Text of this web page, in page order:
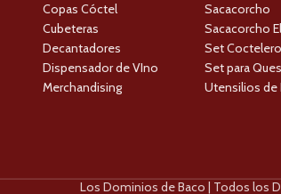
Copas Cóctel
Cubeteras
Decantadores
Dispensador de VIno
Merchandising
Sacacorcho
Sacacorcho
Set Coctelero
Set para
Utensilios de
Los Dominios de Baco | Todos los